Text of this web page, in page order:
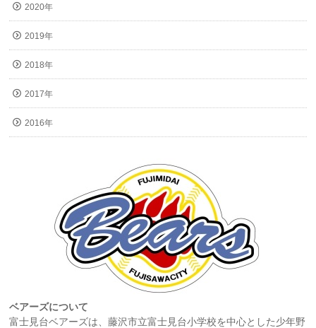
2020年
2019年
2018年
2017年
2016年
ベアーズについて
富士見台ベアーズは、藤沢市立富士見台小学校を中心とした少年野